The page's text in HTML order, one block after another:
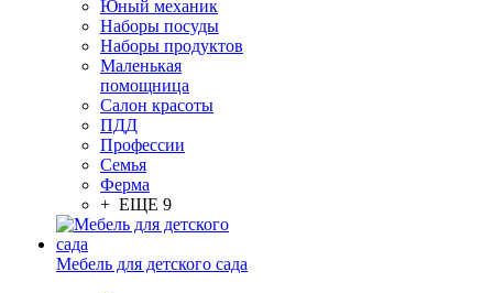
Юный механик
Наборы посуды
Наборы продуктов
Маленькая
помощница
Салон красоты
ПДД
Профессии
Семья
Ферма
+ ЕЩЕ 9
Мебель для детского сада